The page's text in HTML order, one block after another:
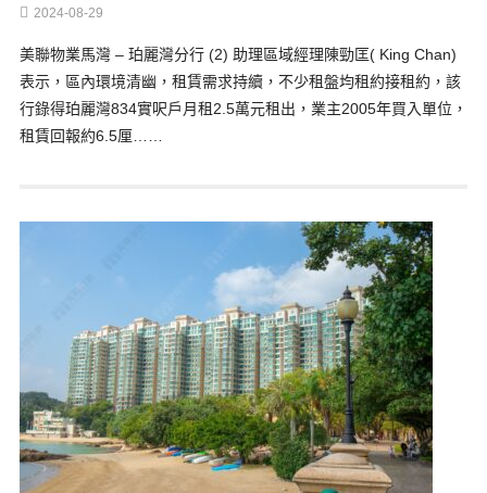
2024-08-29
美聯物業馬灣 – 珀麗灣分行 (2) 助理區域經理陳勁匡( King Chan)
表示，區內環境清幽，租賃需求持續，不少租盤均租約接租約，該
行錄得珀麗灣834實呎戶月租2.5萬元租出，業主2005年買入單位，
租賃回報約6.5厘……